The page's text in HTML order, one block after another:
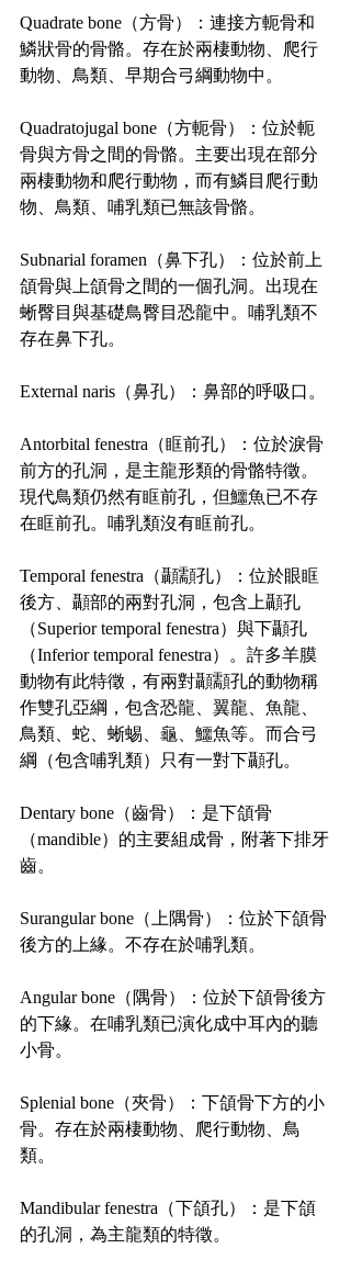
Quadrate bone（方骨）：連接方軛骨和
鱗狀骨的骨骼。存在於兩棲動物、爬行
動物、鳥類、早期合弓綱動物中。
Quadratojugal bone（方軛骨）：位於軛
骨與方骨之間的骨骼。主要出現在部分
兩棲動物和爬行動物，而有鱗目爬行動
物、鳥類、哺乳類已無該骨骼。
Subnarial foramen（鼻下孔）：位於前上
頜骨與上頜骨之間的一個孔洞。出現在
蜥臀目與基礎鳥臀目恐龍中。哺乳類不
存在鼻下孔。
External naris（鼻孔）：鼻部的呼吸口。
Antorbital fenestra（眶前孔）：位於淚骨
前方的孔洞，是主龍形類的骨骼特徵。
現代鳥類仍然有眶前孔，但鱷魚已不存
在眶前孔。哺乳類沒有眶前孔。
Temporal fenestra（顳顬孔）：位於眼眶
後方、顳部的兩對孔洞，包含上顳孔
（Superior temporal fenestra）與下顳孔
（Inferior temporal fenestra）。許多羊膜
動物有此特徵，有兩對顳顬孔的動物稱
作雙孔亞綱，包含恐龍、翼龍、魚龍、
鳥類、蛇、蜥蜴、龜、鱷魚等。而合弓
綱（包含哺乳類）只有一對下顳孔。
Dentary bone（齒骨）：是下頜骨
（mandible）的主要組成骨，附著下排牙
齒。
Surangular bone（上隅骨）：位於下頜骨
後方的上緣。不存在於哺乳類。
Angular bone（隅骨）：位於下頜骨後方
的下緣。在哺乳類已演化成中耳內的聽
小骨。
Splenial bone（夾骨）：下頜骨下方的小
骨。存在於兩棲動物、爬行動物、鳥
類。
Mandibular fenestra（下頜孔）：是下頜
的孔洞，為主龍類的特徵。